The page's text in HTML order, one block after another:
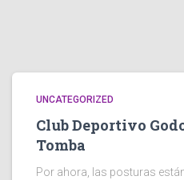
UNCATEGORIZED
Club Deportivo
Tomba
Por ahora, las posturas